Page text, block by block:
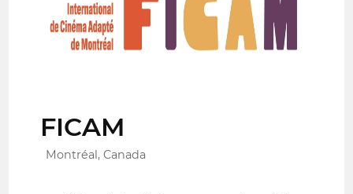
FICAM
Montréal, Canada